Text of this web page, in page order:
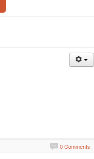
0 Comments